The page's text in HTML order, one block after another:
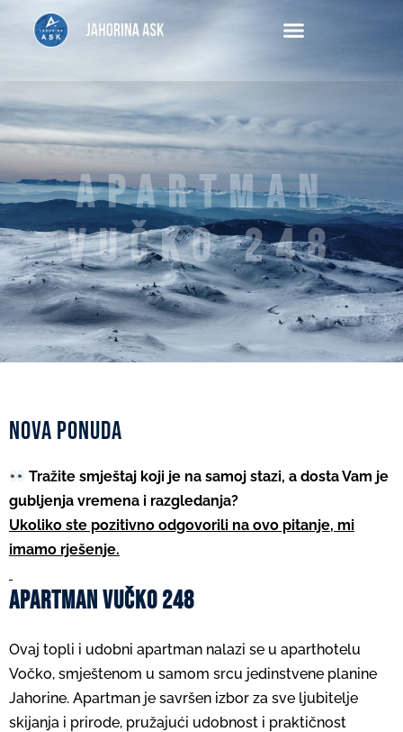
Apartman
Vučko 248
Nova ponuda
Tražite smještaj koji je na samoj stazi, a dosta Vam je
gubljenja vremena i razgledanja?
Ukoliko ste pozitivno odgovorili na ovo pitanje, mi
imamo rješenje.
Apartman Vučko 248
Ovaj topli i udobni apartman nalazi se u aparthotelu
Vočko, smještenom u samom srcu jedinstvene planine
Jahorine. Apartman je savršen izbor za sve ljubitelje
skijanja i prirode, pružajući udobnost i praktičnost